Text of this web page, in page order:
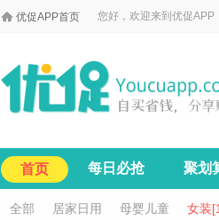
 优促APP首页 您好，欢迎来到优促APP
首页 每日必抢 聚划
全部 居家日用 母婴儿童 女装